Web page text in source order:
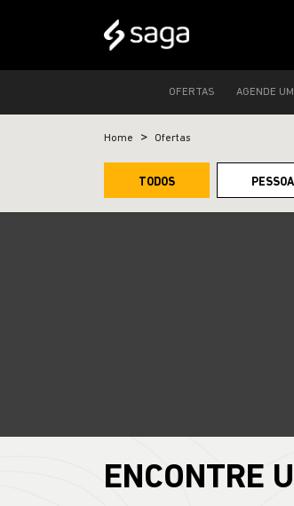
OFERTAS AGENDE
Home Ofertas
TODOS
ENCONTRE